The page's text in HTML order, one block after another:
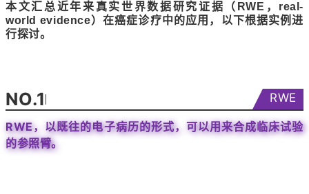
本文汇总近年来真实世界数据研究证据（RWE，real-
world evidence）在癌症诊疗中的应用，以下根据实例进
行探讨。
NO.1 RWE
RWE，以既往的电子病历的形式，可以用来合成临床试验
的参照臂。